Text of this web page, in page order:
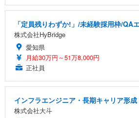
「定員残りわずか!」/未経験採用枠/QA
株式会社HyBridge
愛知県
月給30万円～51万8,000円
正社員
インフラエンジニア・長期キャリア形
株式会社大斗